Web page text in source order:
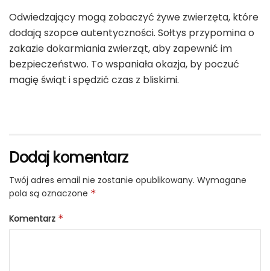
Odwiedzający mogą zobaczyć żywe zwierzęta, które
dodają szopce autentyczności. Sołtys przypomina o
zakazie dokarmiania zwierząt, aby zapewnić im
bezpieczeństwo. To wspaniała okazja, by poczuć
magię świąt i spędzić czas z bliskimi.
Dodaj komentarz
Twój adres email nie zostanie opublikowany. Wymagane
pola są oznaczone *
Komentarz *